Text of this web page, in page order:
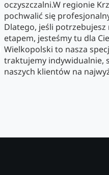
oczyszczalni.W regionie
pochwalić się
Dlatego, jeśli potrzebujesz
etapem, jesteśmy tu dla
Wielkopolski to nasza
traktujemy indywidualnie,
naszych klientów na